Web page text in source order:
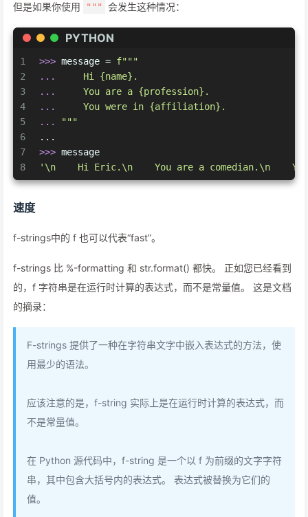
但是如果你使用 """ 会发生这种情况：
PYTHON
1
2
3
4
5
6
7
8
>>> message = f"""
...
    Hi
{name} .
...
    You are a
{profession} .
...
    You were in
{affiliation} .
...
"""
...
>>> message
'\n    Hi Eric.\n    You are a comedian.\n    You
速度
f-strings中的 f 也可以代表“fast”。
f-strings 比 %-formatting 和 str.format() 都快。 正如您已经看到
的，f 字符串是在运行时计算的表达式，而不是常量值。 这是文档
的摘录：
F-strings 提供了一种在字符串文字中嵌入表达式的方法，使
用最少的语法。
应该注意的是，f-string 实际上是在运行时计算的表达式，而
不是常量值。
在 Python 源代码中，f-string 是一个以 f 为前缀的文字字符
串，其中包含大括号内的表达式。 表达式被替换为它们的
值。